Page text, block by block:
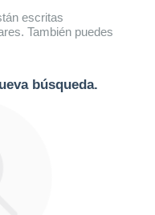
escritas
También puedes
búsqueda.